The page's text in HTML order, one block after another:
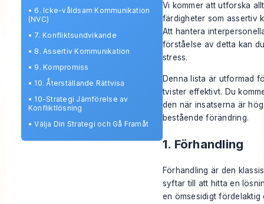
• 6. Icke-våldsam Kommunikation
(NVC)
• 7. Konfliktsundvikande
• 8. Assertiv Kommunikation
• 9. Kompromiss
• 10. Återställande Rättvisa
• 10-Strategi Jämförelse av
Konfliktlösning
•Välja Din Strategi och Gå Framåt
Vi kommer att utforska
färdigheter som assertiv
Att hantera
förståelse av detta kan
stress.
Denna lista är utformad
tvister effektivt. Du
den när insatserna är
bestående förändring.
1. Förhandling
Förhandling är den
syftar till att hitta en
en ömsesidigt fördelaktig